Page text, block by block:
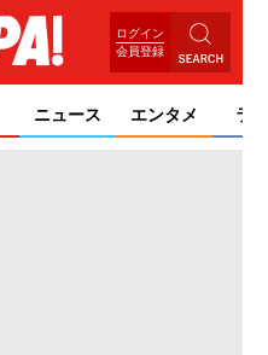
ログイン
会員登録
ニュース エンタメ ライ